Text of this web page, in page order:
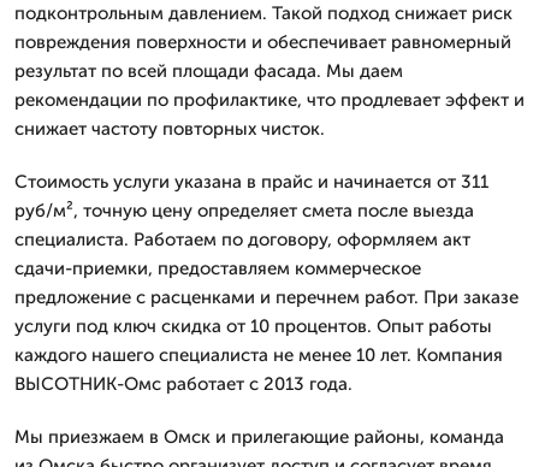
подконтрольным давлением. Такой подход снижает риск
повреждения поверхности и обеспечивает равномерный
результат по всей площади фасада. Мы даем
рекомендации по профилактике, что продлевает эффект и
снижает частоту повторных чисток.
Стоимость услуги указана в прайс и начинается от 311
руб/м², точную цену определяет смета после выезда
специалиста. Работаем по договору, оформляем акт
сдачи-приемки, предоставляем коммерческое
предложение с расценками и перечнем работ. При заказе
услуги под ключ скидка от 10 процентов. Опыт работы
каждого нашего специалиста не менее 10 лет. Компания
ВЫСОТНИК-Омс работает с 2013 года.
Мы приезжаем в Омск и прилегающие районы, команда